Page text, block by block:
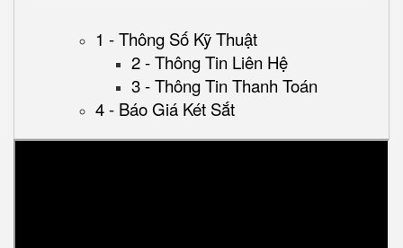
1 - Thông Số Kỹ Thuật
2 - Thông Tin Liên Hệ
3 - Thông Tin Thanh Toán
4 - Báo Giá Két Sắt